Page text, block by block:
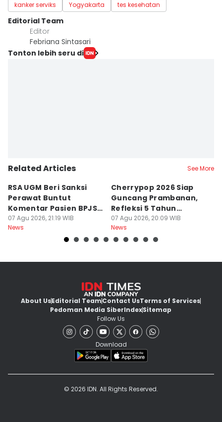
kanker serviks Yogyakarta tes kesehatan
Editorial Team
Editor
Febriana Sintasari
Tonton lebih seru di
Related Articles See More
RSA UGM Beri Sanksi
Perawat Buntut
Komentar Pasien BPJS
di Medsos
07 Agu 2026, 21:19 WIB
News
Cherrypop 2026 Siap
Guncang Prambanan,
Refleksi 5 Tahun
Perjalanan
07 Agu 2026, 20:09 WIB
News
About UsEditorial TeamContact UsTerms of Services
Pedoman Media SiberIndexSitemap
Follow Us
Download
© 2026 IDN. All Rights Reserved.